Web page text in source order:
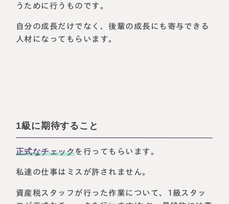
うために行うものです。
自分の成長だけでなく、後輩の成長にも寄与できる
人材になってもらいます。
1級に期待すること
正式なチェックを行ってもらいます。
私達の仕事はミスが許されません。
資産税スタッフが行った作業について、1級スタッ